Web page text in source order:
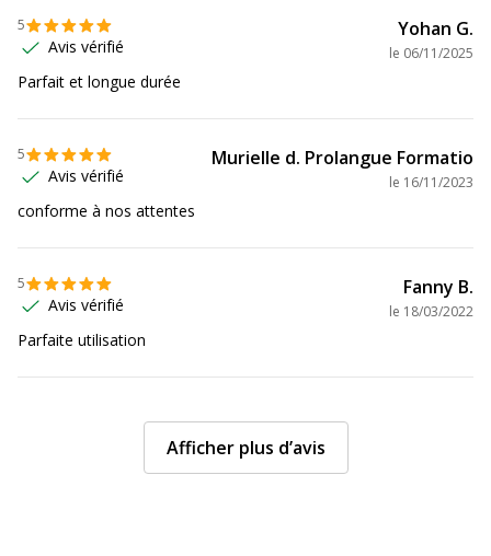
Code barre maitre
Marque
Référence produit fabricant 525826X1
Caractéristiques environnementales
5
Avis vérifié
Yohan G.
le 06/11/2025
Parfait et longue durée
5
Avis vérifié
Murielle d. Prolangue Formatio
le 16/11/2023
conforme à nos attentes
5
Avis vérifié
Fanny B.
le 18/03/2022
Parfaite utilisation
Afficher plus d’avis